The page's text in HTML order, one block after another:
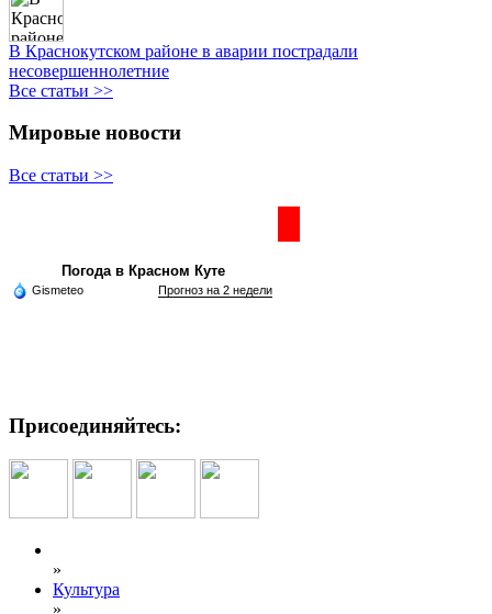
В Краснокутском районе в аварии пострадали
несовершеннолетние
Все статьи >>
Мировые новости
Все статьи >>
Погода в Красном Куте
Gismeteo Прогноз на 2 недели
Присоединяйтесь:
»
Культура
»